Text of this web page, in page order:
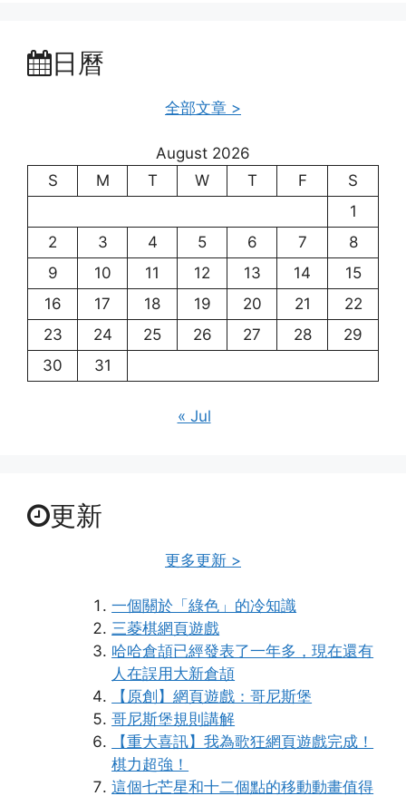
日曆
全部文章 >
August 2026
S
M T W T F
S
1
2
3 4 5 6 7
8
9
10 11 12 13 14
15
16
17 18 19 20 21
22
23
24 25 26 27 28
29
30
31
« Jul
更新
更多更新 >
一個關於「綠色」的冷知識
三菱棋網頁遊戲
哈哈倉頡已經發表了一年多，現在還有
人在誤用大新倉頡
【原創】網頁遊戲：哥尼斯堡
哥尼斯堡規則講解
【重大喜訊】我為歌狂網頁遊戲完成！
棋力超強！
這個七芒星和十二個點的移動動畫值得